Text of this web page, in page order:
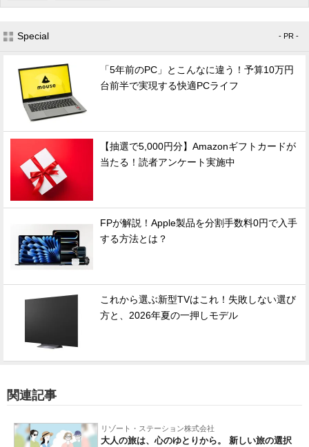
Special - PR -
「5年前のPC」とこんなに違う！予算10万円
台前半で実現する快適PCライフ
【抽選で5,000円分】Amazonギフトカードが
当たる！読者アンケート実施中
FPが解説！Apple製品を分割手数料0円で入手
する方法とは？
これから選ぶ新型TVはこれ！失敗しない選び
方と、2026年夏の一押しモデル
関連記事
リゾート・ステーション株式会社
大人の旅は、心のゆとりから。 新しい旅の選択